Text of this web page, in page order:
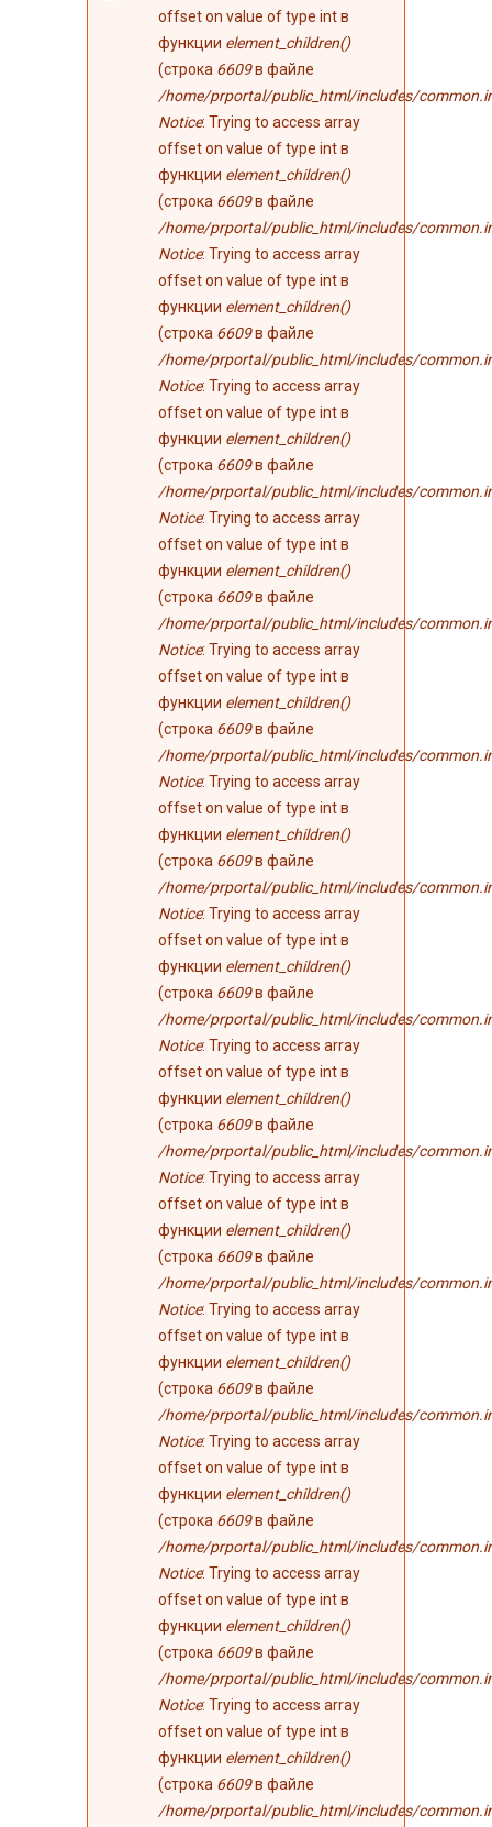
ошибке
offset on value of type int в
функции element_children()
(строка 6609в файле
/home/prportal/public_html/includes/
Notice: Trying to access array
offset on value of type int в
функции element_children()
(строка 6609в файле
/home/prportal/public_html/includes/
Notice: Trying to access array
offset on value of type int в
функции element_children()
(строка 6609в файле
/home/prportal/public_html/includes/
Notice: Trying to access array
offset on value of type int в
функции element_children()
(строка 6609в файле
/home/prportal/public_html/includes/
Notice: Trying to access array
offset on value of type int в
функции element_children()
(строка 6609в файле
/home/prportal/public_html/includes/
Notice: Trying to access array
offset on value of type int в
функции element_children()
(строка 6609в файле
/home/prportal/public_html/includes/
Notice: Trying to access array
offset on value of type int в
функции element_children()
(строка 6609в файле
/home/prportal/public_html/includes/
Notice: Trying to access array
offset on value of type int в
функции element_children()
(строка 6609в файле
/home/prportal/public_html/includes/
Notice: Trying to access array
offset on value of type int в
функции element_children()
(строка 6609в файле
/home/prportal/public_html/includes/
Notice: Trying to access array
offset on value of type int в
функции element_children()
(строка 6609в файле
/home/prportal/public_html/includes/
Notice: Trying to access array
offset on value of type int в
функции element_children()
(строка 6609в файле
/home/prportal/public_html/includes/
Notice: Trying to access array
offset on value of type int в
функции element_children()
(строка 6609в файле
/home/prportal/public_html/includes/
Notice: Trying to access array
offset on value of type int в
функции element_children()
(строка 6609в файле
/home/prportal/public_html/includes/
Notice: Trying to access array
offset on value of type int в
функции element_children()
(строка 6609в файле
/home/prportal/public_html/includes/